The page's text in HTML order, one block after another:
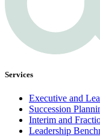
Services
Executive and
Succession
Interim and
Leadership